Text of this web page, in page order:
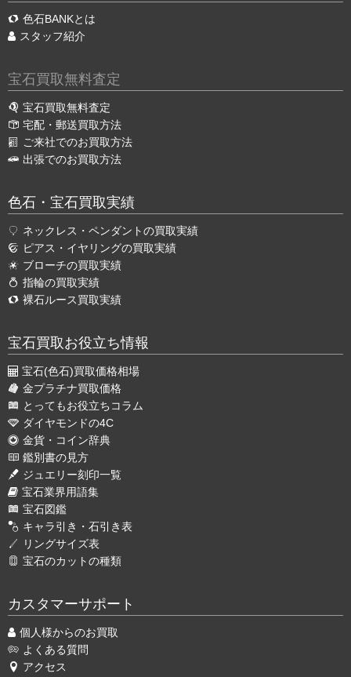
色石BANKとは
スタッフ紹介
宝石買取無料査定
宝石買取無料査定
宅配・郵送買取方法
ご来社でのお買取方法
出張でのお買取方法
色石・宝石買取実績
ネックレス・ペンダントの買取実績
ピアス・イヤリングの買取実績
ブローチの買取実績
指輪の買取実績
裸石ルース買取実績
宝石買取お役立ち情報
宝石(色石)買取価格相場
金プラチナ買取価格
とってもお役立ちコラム
ダイヤモンドの4C
金貨・コイン辞典
鑑別書の見方
ジュエリー刻印一覧
宝石業界用語集
宝石図鑑
キャラ引き・石引き表
リングサイズ表
宝石のカットの種類
カスタマーサポート
個人様からのお買取
よくある質問
アクセス